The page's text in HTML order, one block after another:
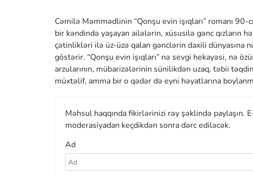
Cəmilə Məmmədlinin “Qonşu evin işıqları” romanı
bir kəndində yaşayan ailələrin, xüsusilə gənc qızların
çətinlikləri ilə üz-üzə qalan gənclərin daxili dünyasına
göstərir. “Qonşu evin işıqları” nə sevgi hekayəsi, nə
arzularının, mübarizələrinin sünilikdən uzaq, təbii
müxtəlif, amma bir o qədər də eyni həyatlarına
Məhsul haqqında fikirlərinizi rəy şəklində paylaşın.
moderasiyadan keçdikdən sonra dərc ediləcək.
Ad